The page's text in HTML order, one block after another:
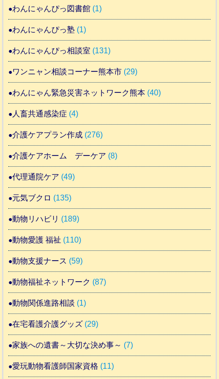
わんにゃんぴっ図書館 (1)
わんにゃんぴっ塾 (1)
わんにゃんぴっ相談室 (131)
ワンニャン相談コーナー熊本市 (29)
わんにゃん緊急災害ネットワーク熊本 (40)
人畜共通感染症 (4)
介護ケアプラン作成 (276)
介護ケアホーム デーケア (8)
代理通院ケア (49)
元気ブクロ (135)
動物リハビリ (189)
動物愛護 福祉 (110)
動物支援ナース (59)
動物福祉ネットワーク (87)
動物関係進路相談 (1)
在宅看護介護グッズ (29)
家族への遺書～大切な決め事～ (7)
愛玩動物看護師国家資格 (11)